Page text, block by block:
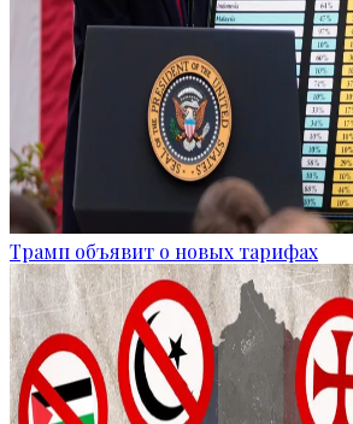
Трамп объявит о новых тарифах